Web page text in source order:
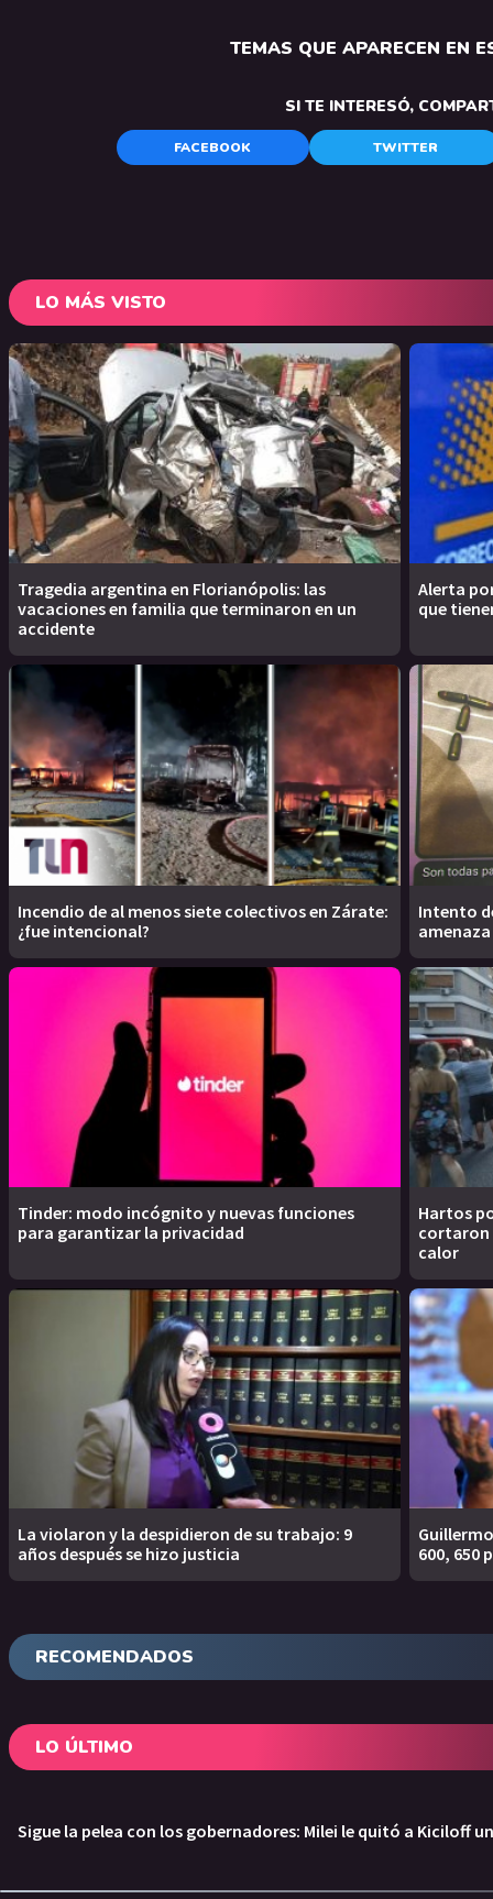
TEMAS QUE APARECEN EN
SI TE INTERESÓ,
FACEBOOK TWITTER
LO MÁS VISTO
Tragedia argentina en Florianópolis: las
vacaciones en familia que terminaron en un
accidente
Alerta
que
Incendio de al menos siete colectivos en Zárate:
¿fue intencional?
Intento
Tinder: modo incógnito y nuevas funciones
para garantizar la privacidad
Hartos
cortaron
calor
La violaron y la despidieron de su trabajo: 9
años después se hizo justicia
600, 650
RECOMENDADOS
LO ÚLTIMO
Sigue la pelea con los gobernadores: Milei le quitó a Kiciloff